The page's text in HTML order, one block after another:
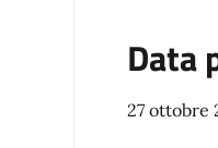
Data
27 ottobre